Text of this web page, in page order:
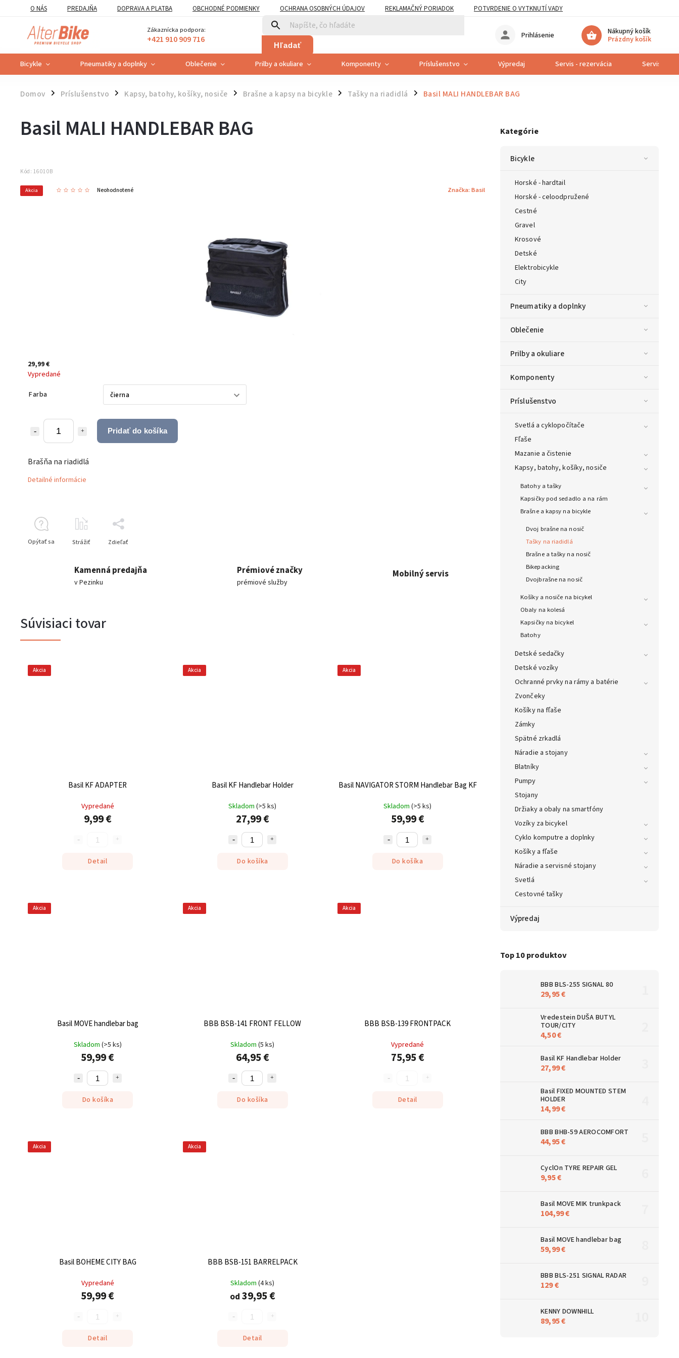
O NÁS PREDAJŇA DOPRAVA A PLATBA OBCHODNÉ PODMIENKY OCHRANA OSOBNÝCH ÚDAJOV REKLAMAČNÝ PORIADOK
POTVRDENIE O VYTKNUTÍ VADY
POUČENIE O UPLATNENÍ PRÁVA SPOTREBITEĽA NA ODSTÚPENIE
Zákaznícka podpora:
+421 910 909 716 Hľadať
Nákupný košík
Prázdny košík
Prihlásenie
Bicykle Pneumatiky a doplnky Oblečenie Prilby a okuliare Komponenty Príslušenstvo Výpredaj Servis - rezervácia Servis
Domov / Príslušenstvo / Kapsy, batohy, košíky, nosiče / Brašne a kapsy na bicykle / Tašky na riadidlá / Basil MALI HANDLEBAR BAG
Kategórie
Bicykle
Horské - hardtail
Horské - celoodpružené
Cestné
Gravel
Krosové
Detské
Elektrobicykle
City
Pneumatiky a doplnky
Oblečenie
Prilby a okuliare
Komponenty
Príslušenstvo
Svetlá a cyklopočítače
Fľaše
Mazanie a čistenie
Kapsy, batohy, košíky, nosiče
Batohy a tašky
Kapsičky pod sedadlo a na rám
Brašne a kapsy na bicykle
Dvoj brašne na nosič
Tašky na riadidlá
Brašne a tašky na nosič
Bikepacking
Dvojbrašne na nosič
Košíky a nosiče na bicykel
Obaly na kolesá
Kapsičky na bicykel
Batohy
Detské sedačky
Detské vozíky
Ochranné prvky na rámy a batérie
Zvončeky
Košíky na fľaše
Zámky
Spätné zrkadlá
Náradie a stojany
Blatníky
Pumpy
Stojany
Držiaky a obaly na smartfóny
Vozíky za bicykel
Cyklo komputre a doplnky
Košíky a fľaše
Náradie a servisné stojany
Svetlá
Cestovné tašky
Výpredaj
Top 10 produktov
BBB BLS-255 SIGNAL 80
29,95 €
Vredestein DUŠA BUTYL
TOUR/CITY
4,50 €
Basil KF Handlebar Holder
27,99 €
Basil FIXED MOUNTED STEM
HOLDER
14,99 €
BBB BHB-59 AEROCOMFORT
44,95 €
CyclOn TYRE REPAIR GEL
9,95 €
Basil MOVE MIK trunkpack
104,99 €
Basil MOVE handlebar bag
59,99 €
BBB BLS-251 SIGNAL RADAR
129 €
KENNY DOWNHILL
89,95 €
Basil MALI HANDLEBAR BAG
Kód: 16010B
Akcia Neohodnotené Značka: Basil
29,99 €
Vypredané
Farba
Pridať do košíka
Brašňa na riadidlá
Detailné informácie
Opýtať sa Strážiť Zdieľať
Kamenná predajňa
v Pezinku
Prémiové značky
prémiové služby
Mobilný servis
Súvisiaci tovar
Akcia
Basil KF ADAPTER
Vypredané
9,99 €
Detail
Akcia
Basil KF Handlebar Holder
Skladom(>5 ks)
27,99 €
Do košíka
Akcia
Basil NAVIGATOR STORM Handlebar Bag KF
Skladom(>5 ks)
59,99 €
Do košíka
Akcia
Basil MOVE handlebar bag
Skladom (>5 ks)
59,99 €
Do košíka
Akcia
BBB BSB-141 FRONT FELLOW
Skladom(5 ks)
64,95 €
Do košíka
Akcia
BBB BSB-139 FRONTPACK
Vypredané
75,95 €
Detail
Akcia
Basil BOHEME CITY BAG
Vypredané
59,99 €
Detail
Akcia
BBB BSB-151 BARRELPACK
Skladom(4 ks)
od 39,95 €
Detail